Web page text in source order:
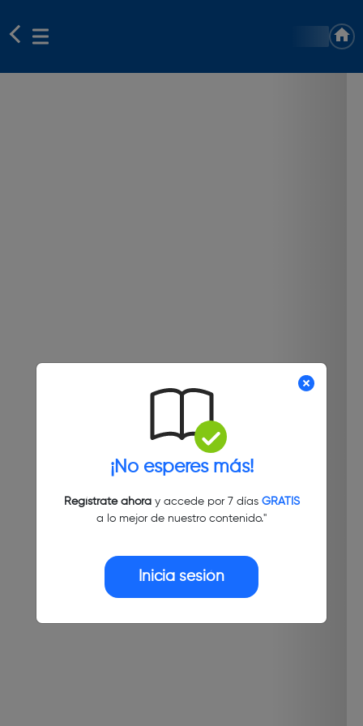
¡No esperes más!
Regístrate ahoray accede por 7 días GRATIS
a lo mejor de nuestro contenido."
Inicia sesión